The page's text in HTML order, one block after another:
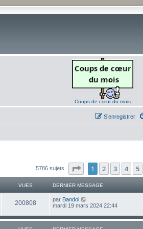
Coups de cœur du mois
S’enregistrer
5786 sujets Page sur232
1 2 3 4 5
VUES DERNIER MESSAGE
200808
u
D
e
n
par Bandol
mardi 19 mars 2024 22:44